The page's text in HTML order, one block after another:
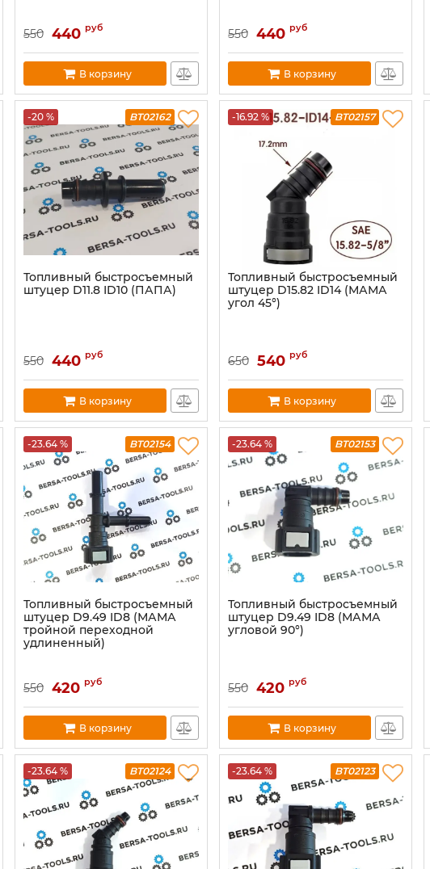
550 440 руб
В корзину
550 440 руб
В корзину
-20 % BT02162
Топливный быстросъемный
штуцер D11.8 ID10 (ПАПА)
550 440 руб
В корзину
-16.92 % BT02157
Топливный быстросъемный
штуцер D15.82 ID14 (МАМА
угол 45°)
650 540 руб
В корзину
-23.64 % BT02154
Топливный быстросъемный
штуцер D9.49 ID8 (МАМА
тройной переходной
удлиненный)
550 420 руб
В корзину
-23.64 % BT02153
Топливный быстросъемный
штуцер D9.49 ID8 (МАМА
угловой 90°)
550 420 руб
В корзину
-23.64 % BT02124 -23.64 % BT02123